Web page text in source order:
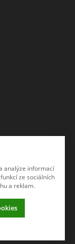
się wiecej.
ze zarządzaniem
analýze informací
ze sociálních
a reklam.